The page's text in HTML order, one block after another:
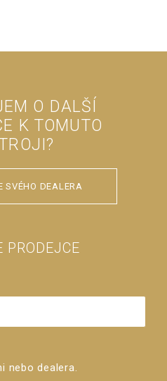
O DALŠÍ
K TOMUTO
SVÉHO DEALERA
PRODEJCE
nebo dealera.